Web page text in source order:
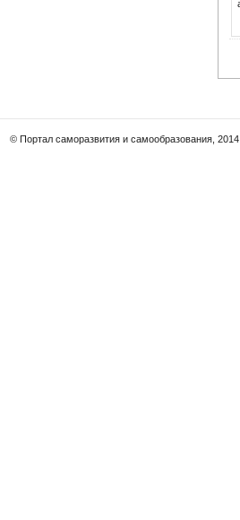
© Портал саморазвития и самообразования, 2014